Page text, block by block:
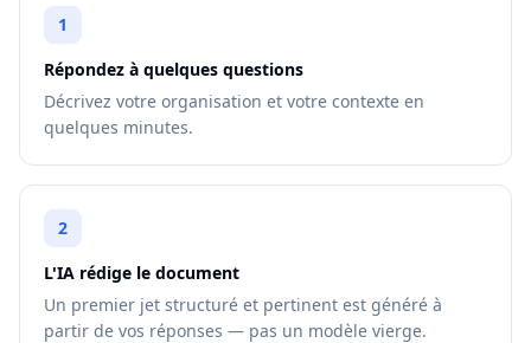
1
Répondez à quelques questions
Décrivez votre organisation et votre contexte en
quelques minutes.
2
L'IA rédige le document
Un premier jet structuré et pertinent est généré à
partir de vos réponses — pas un modèle vierge.